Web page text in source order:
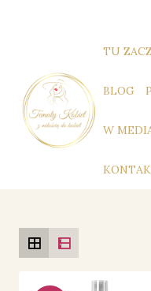
TU
BLOG
W